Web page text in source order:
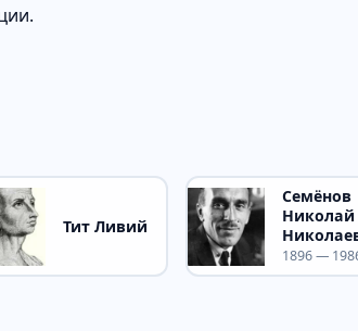
Тит Ливий
Семёнов
Николай
1896 —